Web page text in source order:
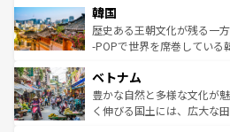
はコンテンツ一覧
いる。アクティビティも充
ビング、ハイキングなど、
い。オーストラリアの多彩
参照してほしい。
ン）、静ひつな山岳地帯で
と山間の静けさが共存して
驚きをもたらしてくれる。
容にもいいと評判のスイー
が味わえる。 なお、新
照してほしい。
韓国
歴史ある王朝文化が残る一
-POPで世界を席巻している
き、地方に足を延ばせば四
できる。そして、キムチや
まで、さまざまな韓国料理
ベトナム
豊かな自然と多様な文化が
く伸びる国土には、広大な